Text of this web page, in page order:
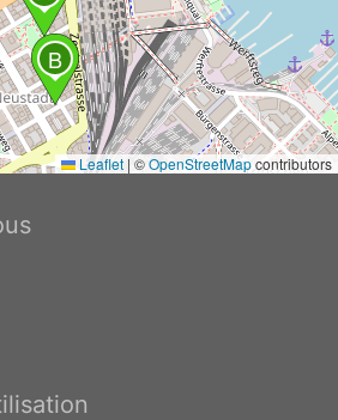
B
Leaflet | ©OpenStreetMapcontributors